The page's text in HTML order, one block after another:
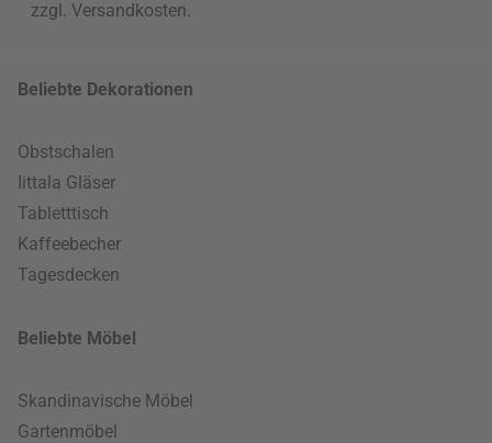
zzgl. Versandkosten
Beliebte Dekorationen
Obstschalen
Iittala Gläser
Tabletttisch
Kaffeebecher
Tagesdecken
Beliebte Möbel
Skandinavische Möbel
Gartenmöbel